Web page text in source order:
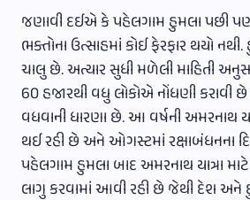
જણાવી દઈએ કે પહેલગામ હુમલા પછી પણ
ભક્તોના ઉત્સાહમાં કોઈ ફેરફાર થયો
ચાલુ છે. અત્યાર સુધી મળેલી માહિતી
60 હજારથી વધુ લોકોએ નોંધણી
વધવાની ધારણા છે. આ વર્ષની અમરનાથ
થઈ રહી છે અને ઓગસ્ટમાં રક્ષાબંધનના
પહેલગામ હુમલા બાદ અમરનાથ યાત્રા માટે
લાગુ કરવામાં આવી રહી છે જેથી દેશ અને